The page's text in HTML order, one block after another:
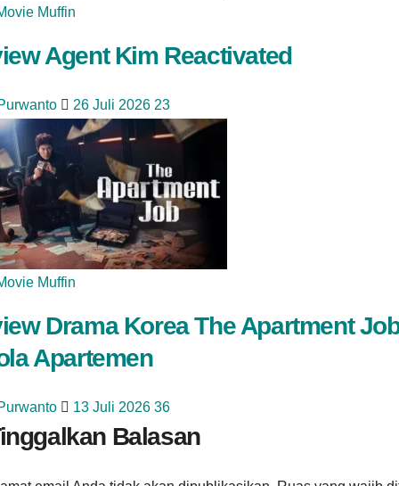
Muffin
Agent Kim Reactivated
26 Juli 2026 23
Muffin
Drama Korea The Apartment
Apartemen
13 Juli 2026 36
Balasan